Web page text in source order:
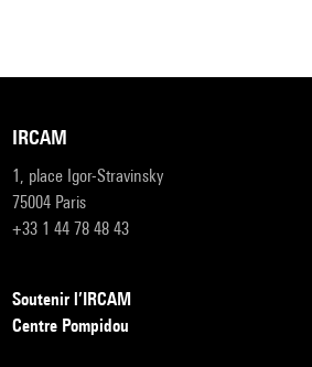
IRCAM
1, place Igor-Stravinsky
75004 Paris
+33 1 44 78 48 43
Soutenir l’IRCAM
Centre Pompidou